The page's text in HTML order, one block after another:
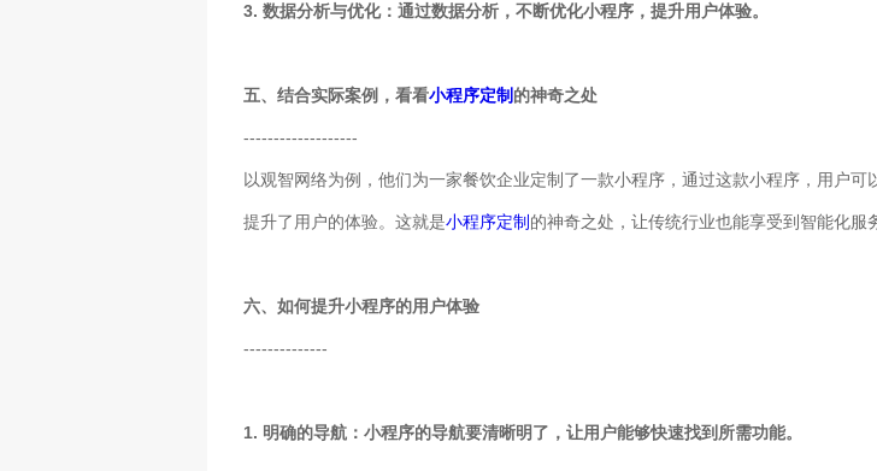
3. 数据分析与优化：通过数据分析，不断优化小程序，提升用户体验。
五、结合实际案例，看看小程序定制 的神奇之处
-------------------
以观智网络为例，他们为一家餐饮企业定制了一款小程序，通过这款小程序，用户
提升了用户的体验。这就是小程序定制 的神奇之处，让传统行业也能享受到智能化服
六、如何提升小程序的用户体验
--------------
1. 明确的导航：小程序的导航要清晰明了，让用户能够快速找到所需功能。